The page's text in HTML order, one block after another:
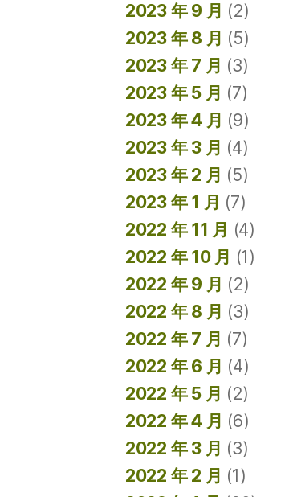
2023 年 9 月 (2)
2023 年 8 月 (5)
2023 年 7 月 (3)
2023 年 5 月 (7)
2023 年 4 月 (9)
2023 年 3 月 (4)
2023 年 2 月 (5)
2023 年 1 月 (7)
2022 年 11 月 (4)
2022 年 10 月 (1)
2022 年 9 月 (2)
2022 年 8 月 (3)
2022 年 7 月 (7)
2022 年 6 月 (4)
2022 年 5 月 (2)
2022 年 4 月 (6)
2022 年 3 月 (3)
2022 年 2 月 (1)